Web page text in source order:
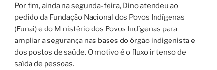
Por fim, ainda na segunda-feira, Dino atendeu ao
pedido da Fundação Nacional dos Povos Indígenas
(Funai) e do Ministério dos Povos Indígenas para
ampliar a segurança nas bases do órgão indigenista e
dos postos de saúde. O motivo é o fluxo intenso de
saída de pessoas.